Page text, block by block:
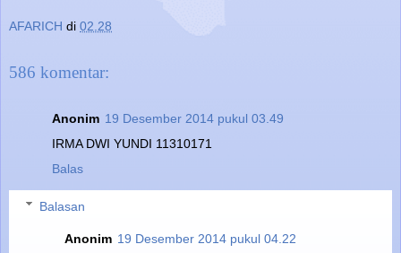
AFARICH di 02.28
586 komentar:
Anonim 19 Desember 2014 pukul 03.49
IRMA DWI YUNDI 11310171
Balas
Balasan
Anonim 19 Desember 2014 pukul 04.22